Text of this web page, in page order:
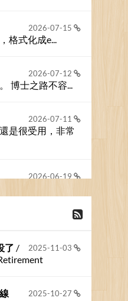
2026-07-15
格式化成e...
2026-07-12
博士之路不容...
2026-07-11
是很受用，非常
2026-06-19
2026-06-18
站 感謝分享
2025-11-03
了 /
2025-10-27